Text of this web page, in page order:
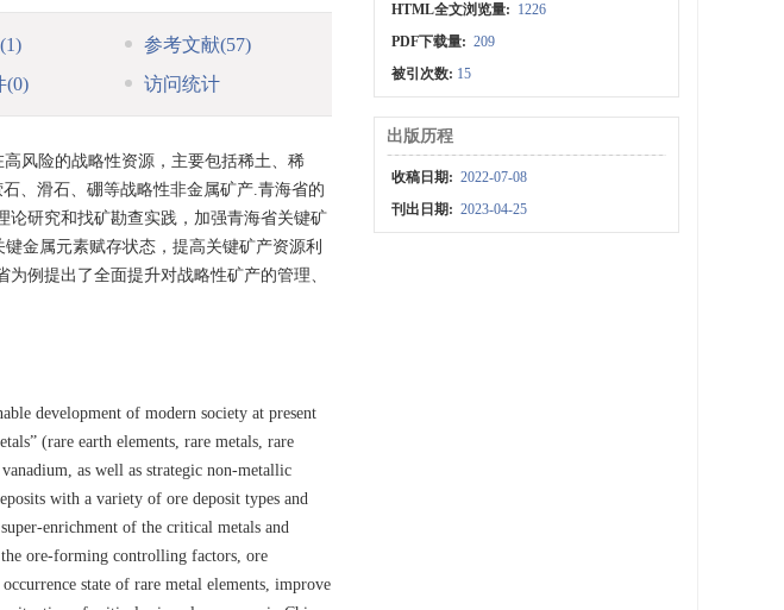
(1) 参考文献(57)
(0) 访问统计
风险的战略性资源，主要包括稀土、稀
、滑石、硼等战略性非金属矿产.青海省的
论研究和找矿勘查实践，加强青海省关键矿
金属元素赋存状态，提高关键矿产资源利
例提出了全面提升对战略性矿产的管理、
development of modern society at present
(rare earth elements, rare metals, rare
as well as strategic non-metallic
with a variety of ore deposit types and
enrichment of the critical metals and
ore-forming controlling factors, ore
state of rare metal elements, improve
HTML全文浏览量: 1226
PDF下载量: 209
被引次数: 15
出版历程
收稿日期: 2022-07-08
刊出日期: 2023-04-25